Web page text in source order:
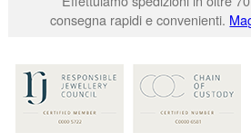
consegna rapidi e convenienti.